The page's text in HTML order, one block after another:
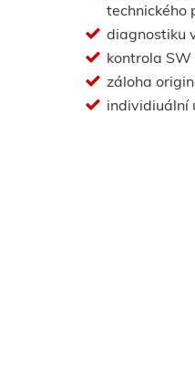
technického
diagnostiku
kontrola SW
záloha
individiuální